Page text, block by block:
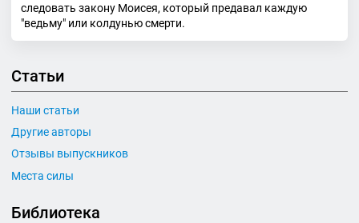
следовать закону Моисея, который предавал каждую
"ведьму" или колдунью смерти.
Статьи
Наши статьи
Другие авторы
Отзывы выпускников
Места силы
Библиотека